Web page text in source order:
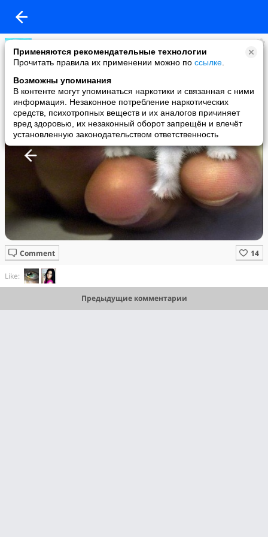
Применяются рекомендательные технологии
Прочитать правила их применении можно по ссылке
Возможны упоминания
В контенте могут упоминаться наркотики и связанная с ними
информация. Незаконное потребление наркотических
средств, психотропных веществ и их аналогов причиняет
вред здоровью, их незаконный оборот запрещён и влечёт
установленную законодательством ответственность
ANNA GODOVA
added a photo
27 Dec в 11:35
Comment
Like:
Предыдущие комментарии